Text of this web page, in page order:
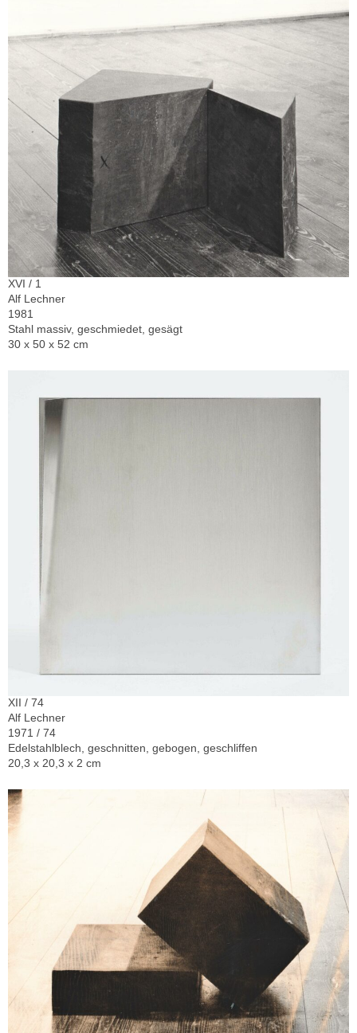
XVI / 1
Alf Lechner
1981
Stahl massiv, geschmiedet, gesägt
30 x 50 x 52 cm
XII / 74
Alf Lechner
1971 / 74
Edelstahlblech, geschnitten, gebogen, geschliffen
20,3 x 20,3 x 2 cm